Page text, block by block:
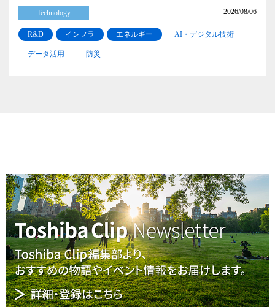
2026/08/06
Technology
R&D インフラ エネルギー AI・デジタル技術
データ活用 防災